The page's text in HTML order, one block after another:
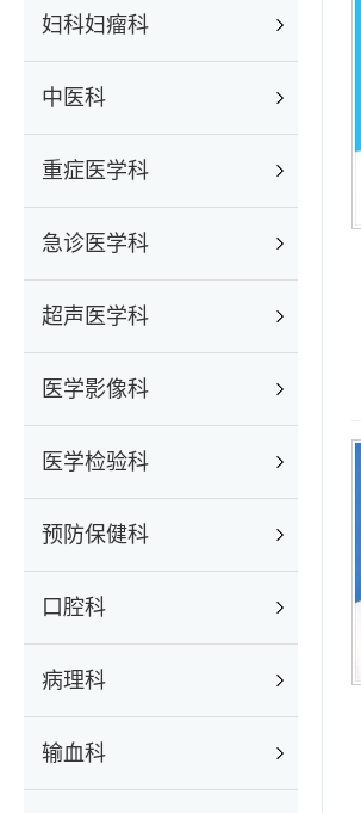
妇科妇瘤科
中医科
重症医学科
急诊医学科
超声医学科
医学影像科
医学检验科
预防保健科
口腔科
病理科
输血科